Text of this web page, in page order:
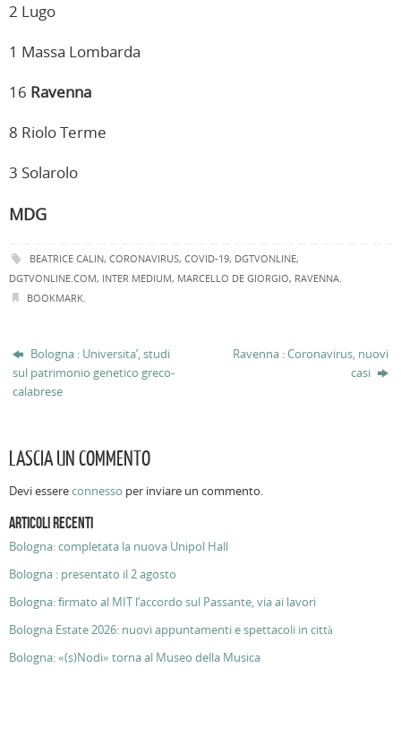
2 Lugo
1 Massa Lombarda
16 Ravenna
8 Riolo Terme
3 Solarolo
MDG
BEATRICE CALIN, CORONAVIRUS, COVID-19, DGTVONLINE,
DGTVONLINE.COM, INTER MEDIUM, MARCELLO DE GIORGIO, RAVENNA
BOOKMARK.
Bologna : Universita’, studi
sul patrimonio genetico greco-
calabrese
Ravenna : Coronavirus, nuovi
casi
LASCIA UN COMMENTO
Devi essereconnesso per inviare un commento.
ARTICOLI RECENTI
Bologna: completata la nuova Unipol Hall
Bologna : presentato il 2 agosto
Bologna: firmato al MIT l’accordo sul Passante, via ai lavori
Bologna Estate 2026: nuovi appuntamenti e spettacoli in città
Bologna: «(s)Nodi» torna al Museo della Musica